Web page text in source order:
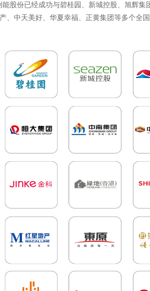
能股份已经成功与碧桂园、新城控股、旭辉
、中天美好、华夏幸福、正黄集团等多个